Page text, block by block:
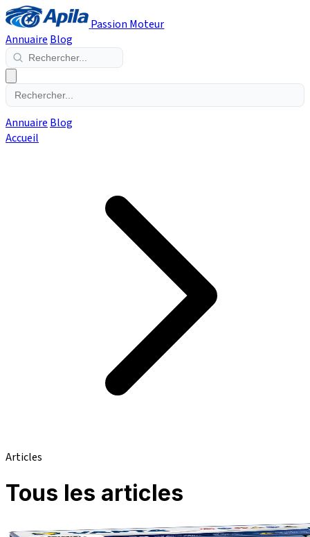
Passion Moteur
Annuaire Blog
Annuaire Blog
Accueil
Articles
Tous les articles